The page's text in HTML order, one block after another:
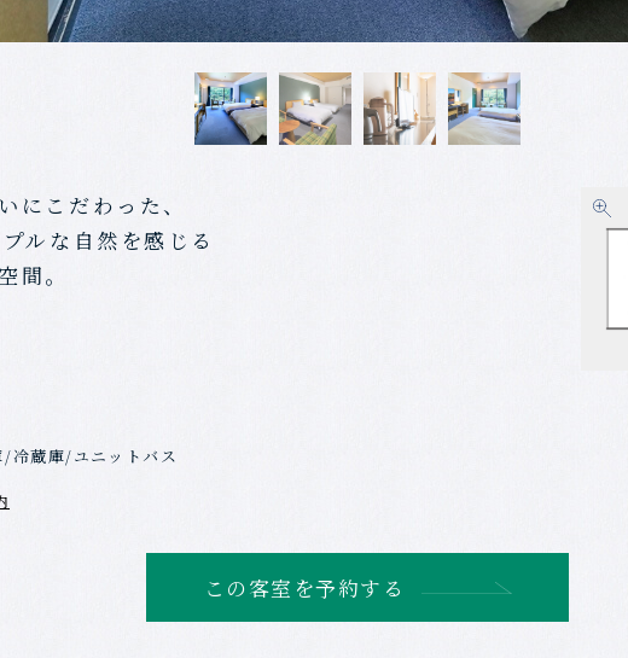
にこだわった、
ルな自然を感じる
間。
冷蔵庫/ユニットバス
この客室を予約する